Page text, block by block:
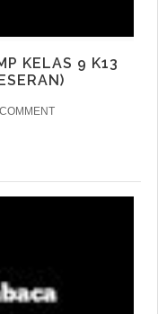
KELAS 9 K13